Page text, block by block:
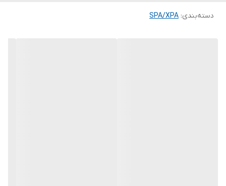
دسته‌بندی:
SPA/XPA